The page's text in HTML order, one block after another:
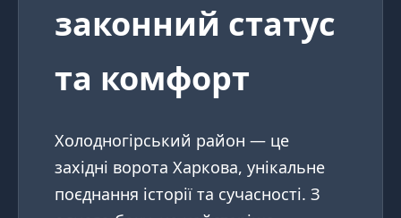
законний статус
та комфорт
Холодногірський район — це
західні ворота Харкова, унікальне
поєднання історії та сучасності. З